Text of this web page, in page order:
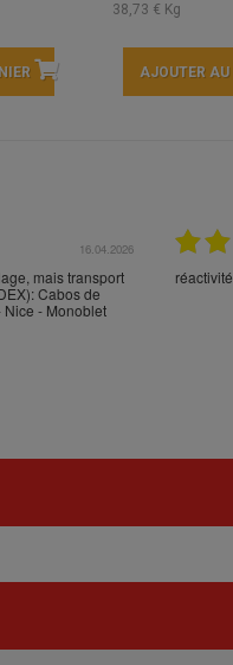
38,73 € Kg
AJOUTER AU
16.04.2026
mais transport
Cabos de
Nice - Monoblet